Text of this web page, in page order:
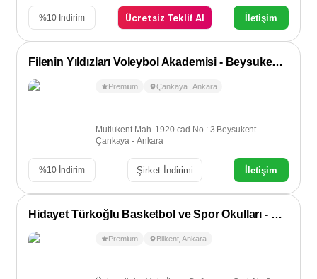
%10 İndirim Ücretsiz Teklif Al İletişim
Filenin Yıldızları Voleybol Akademisi - Beysukent / Çayyolu
Premium Çankaya ,Ankara
Mutlukent Mah. 1920.cad No : 3 Beysukent
Çankaya - Ankara
%10 İndirim Şirket İndirimi İletişim
Hidayet Türkoğlu Basketbol ve Spor Okulları - Bilkent
Premium Bilkent,Ankara